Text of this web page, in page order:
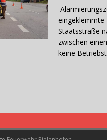
eingeklemmte
Staatsstraße
zwischen
keine